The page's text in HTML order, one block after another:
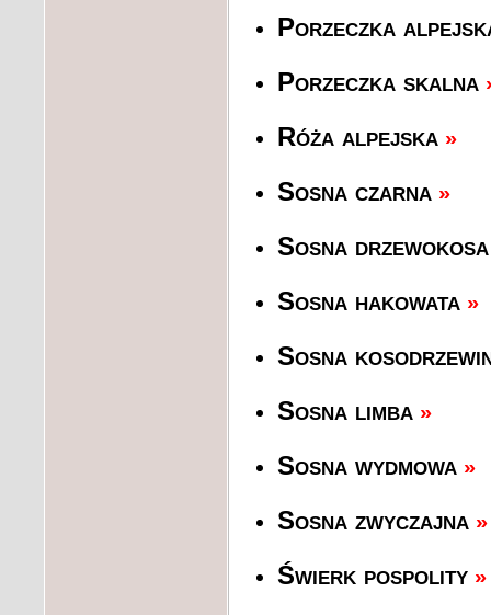
Porzeczka
Porzeczka skalna
Róża alpejska »
Sosna czarna »
Sosna drzewokosa
Sosna hakowata »
Sosna
Sosna limba »
Sosna wydmowa »
Sosna zwyczajna »
Świerk pospolity »